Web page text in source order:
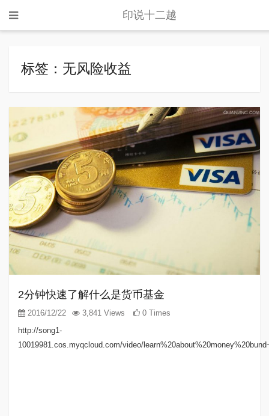
印说十二越
标签：无风险收益
2分钟快速了解什么是货币基金
2016/12/22 3,841 Views
0 Times
http://song1-
10019981.cos.myqcloud.com/video/